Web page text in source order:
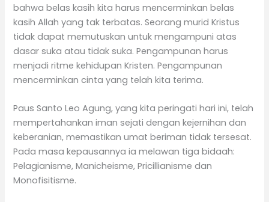
bahwa belas kasih kita harus mencerminkan belas
kasih Allah yang tak terbatas. Seorang murid Kristus
tidak dapat memutuskan untuk mengampuni atas
dasar suka atau tidak suka. Pengampunan harus
menjadi ritme kehidupan Kristen. Pengampunan
mencerminkan cinta yang telah kita terima.
Paus Santo Leo Agung, yang kita peringati hari ini, telah
mempertahankan iman sejati dengan kejernihan dan
keberanian, memastikan umat beriman tidak tersesat.
Pada masa kepausannya ia melawan tiga bidaah:
Pelagianisme, Manicheisme, Pricillianisme dan
Monofisitisme.